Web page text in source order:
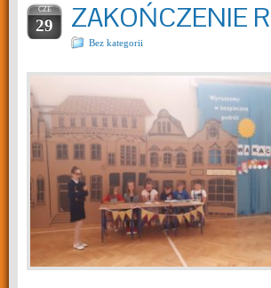
CZE
29 ZAKOŃCZENIE
Bez kategorii